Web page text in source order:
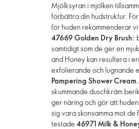
Mjölksyran i mjölken
förbättra din hudstruktur.
för huden rekommenderar vi
47669 Golden Dry Brush:
samtidigt som de ger en
and Honey kan resultera i
exfolierande och lugnande
Pampering Shower Cream.
skummande duschkräm
ger näring och gör att
sig vara skonsamma mot
testade46971 Milk &